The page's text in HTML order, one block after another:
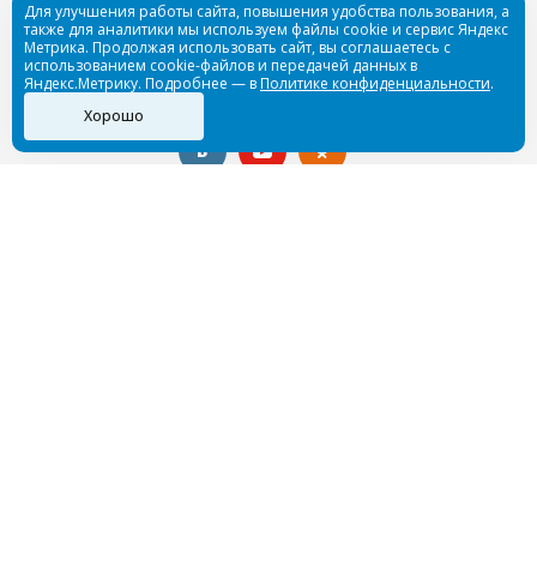
Оставайтесь на связи
Для улучшения работы сайта, повышения удобства пользования, а
также для аналитики мы используем файлы cookie и сервис Яндекс
Метрика. Продолжая использовать сайт, вы соглашаетесь с
использованием cookie-файлов и передачей данных в
Яндекс.Метрику. Подробнее — вПолитике конфиденциальности.
Хорошо